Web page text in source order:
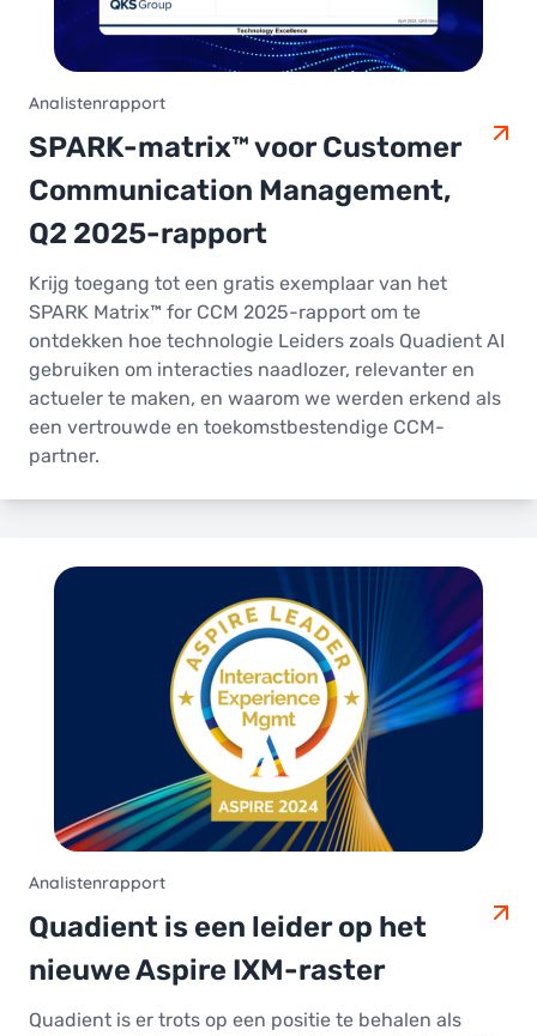
Analistenrapport
SPARK-matrix™ voor Customer
Communication Management,
Q2 2025-rapport
Krijg toegang tot een gratis exemplaar van het
SPARK Matrix™ for CCM 2025-rapport om te
ontdekken hoe technologie Leiders zoals Quadient AI
gebruiken om interacties naadlozer, relevanter en
actueler te maken, en waarom we werden erkend als
een vertrouwde en toekomstbestendige CCM-
partner.
Analistenrapport
Quadient is een leider op het
nieuwe Aspire IXM-raster
Quadient is er trots op een positie te behalen als